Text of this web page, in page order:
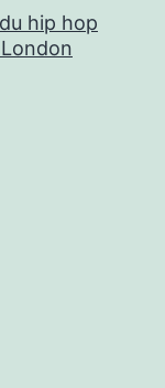
hip hop